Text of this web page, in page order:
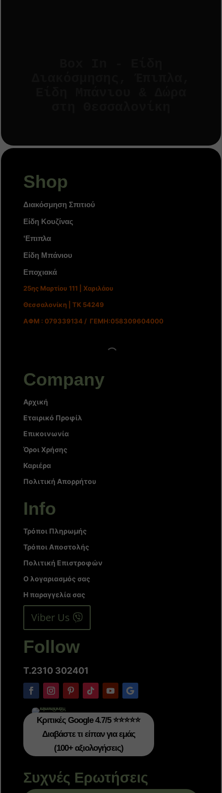
Shop
Διακόσμηση Σπιτιού
Είδη Κουζίνας
‘Επιπλα
Είδη Μπάνιου
Εποχιακά
25ης Μαρτίου 111 | Χαριλάου
Θεσσαλονίκη | ΤΚ 54249
ΑΦΜ : 079339134 / ΓΕΜΗ:058309604000
Company
Αρχική
Εταιρικό Προφίλ
Επικοινωνία
Όροι Χρήσης
Καριέρα
Πολιτική Απορρήτου
Info
Τρόποι Πληρωμής
Τρόποι Αποστολής
Πολιτική Επιστροφών
Ο λογαριασμός σας
Η παραγγελία σας
Viber Us
Follow
T.2310 302401
Κριτικές Google 4.7/5 ⭐⭐⭐⭐⭐
Διαβάστε τι είπαν για εμάς
(100+ αξιολογήσεις)
Συχνές Ερωτήσεις